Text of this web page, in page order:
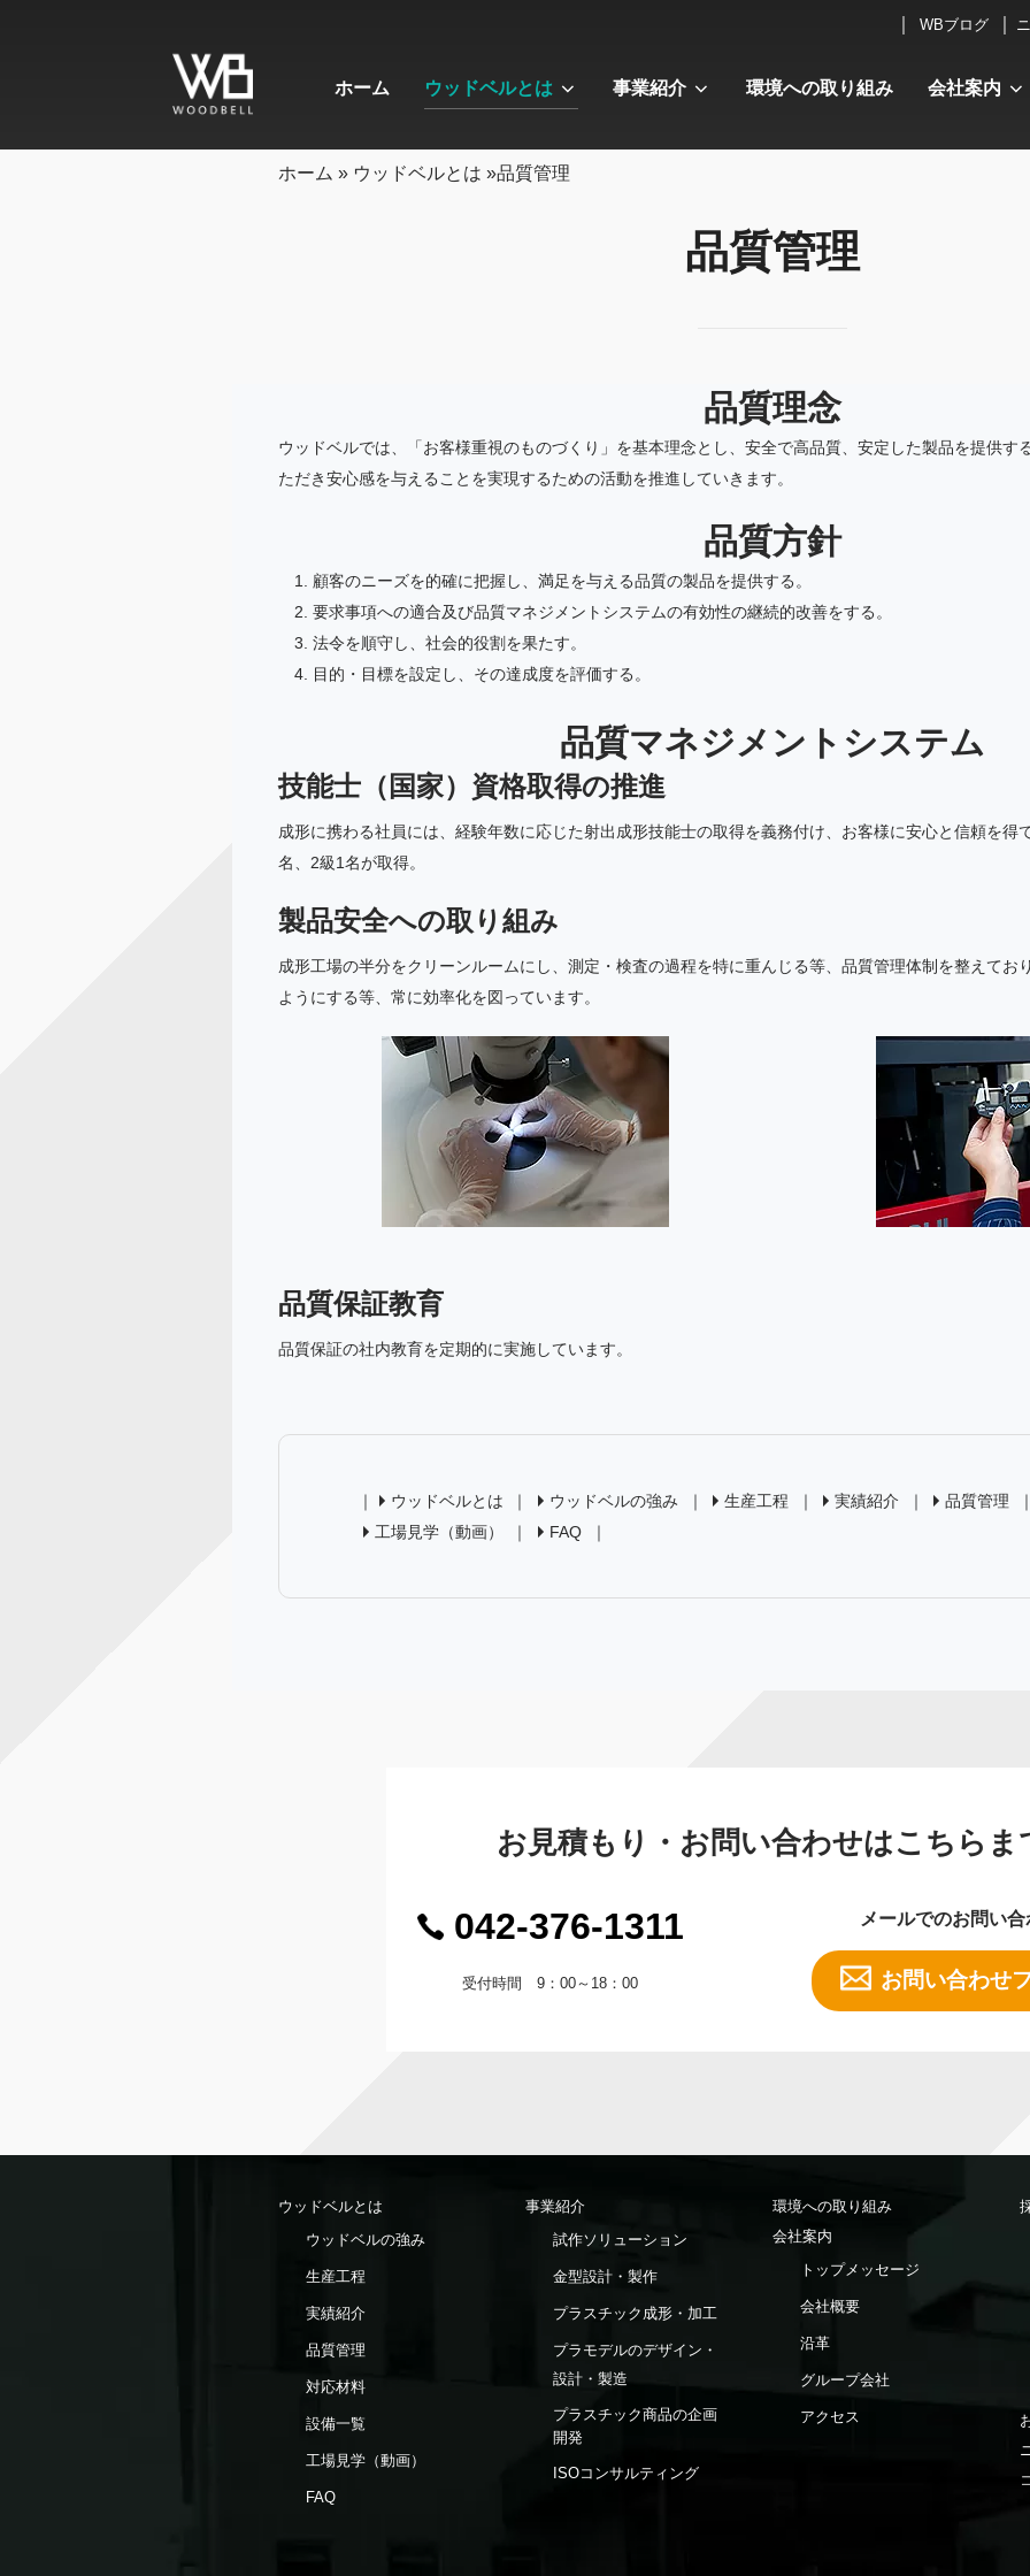
WBブログ
ホーム ウッドベルとは 事業紹介 環境への取り組み 会社案内
ホーム »ウッドベルとは »品質管理
品質管理
品質理念
ウッドベルでは、「お客様重視のものづくり」を基本理念とし、安全で高品質、安定した製品を提供す
ただき安心感を与えることを実現するための活動を推進していきます。
品質方針
顧客のニーズを的確に把握し、満足を与える品質の製品を提供する。
要求事項への適合及び品質マネジメントシステムの有効性の継続的改善をする。
法令を順守し、社会的役割を果たす。
目的・目標を設定し、その達成度を評価する。
品質マネジメントシステム
技能士（国家）資格取得の推進
成形に携わる社員には、経験年数に応じた射出成形技能士の取得を義務付け、お客様に安心と信頼を得
名、2級1名が取得。
製品安全への取り組み
成形工場の半分をクリーンルームにし、測定・検査の過程を特に重んじる等、品質管理体制を整えてお
ようにする等、常に効率化を図っています。
品質保証教育
品質保証の社内教育を定期的に実施しています。
ウッドベルとは ウッドベルの強み 生産工程 実績紹介
品質管理
工場見学（動画）
FAQ
お見積もり・お問い合わせはこちらま
042-376-1311
受付時間 9：00～18：00
メールでのお問い
お問い合わせ
ウッドベルとは
ウッドベルの強み
生産工程
実績紹介
品質管理
対応材料
設備一覧
工場見学（動画）
FAQ
事業紹介
試作ソリューション
金型設計・製作
プラスチック成形・加工
プラモデルのデザイン・
設計・製造
プラスチック商品の企画
開発
ISOコンサルティング
環境への取り組み
会社案内
トップメッセージ
会社概要
沿革
グループ会社
アクセス